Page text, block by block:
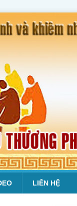
LIÊN HỆ